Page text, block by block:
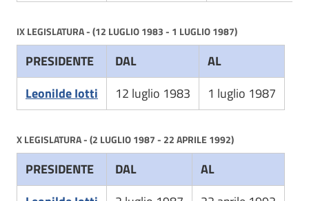
IX LEGISLATURA - (12 LUGLIO 1983 - 1 LUGLIO 1987)
PRESIDENTE DAL
AL
Leonilde Iotti
12 luglio 1983 1 luglio 1987
X LEGISLATURA - (2 LUGLIO 1987 - 22 APRILE 1992)
PRESIDENTE DAL
AL